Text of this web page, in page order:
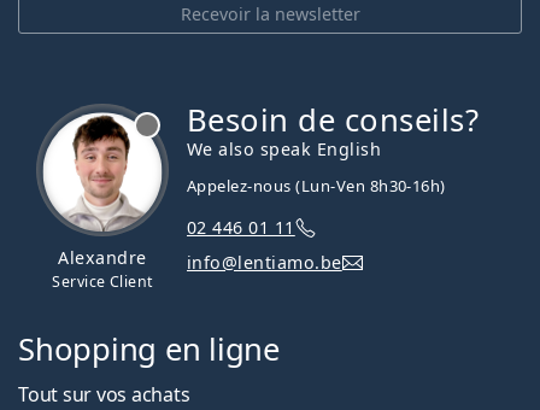
Recevoir la newsletter
Alexandre
Service Client
Besoin de conseils?
We also speak English
Appelez-nous (Lun-Ven 8h30-16h)
02 446 01 11
info@lentiamo.be
Shopping en ligne
Tout sur vos achats